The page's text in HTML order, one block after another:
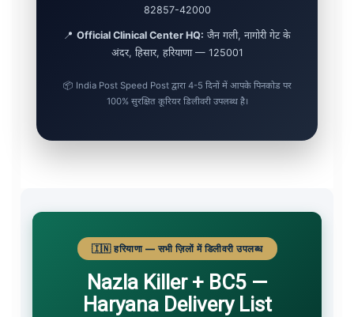
82857-42000
📍 Official Clinical Center HQ: जैन गली, नागोरी गेट के
अंदर, हिसार, हरियाणा — 125001
📦 India Post Speed Post द्वारा 4-5 दिनों में आपके पिनकोड पर
100% सुरक्षित कूरियर डिलीवरी उपलब्ध है।
🇮🇳 हरियाणा — सभी ज़िलों में डिलीवरी उपलब्ध
Nazla Killer + BC5 —
Haryana Delivery List